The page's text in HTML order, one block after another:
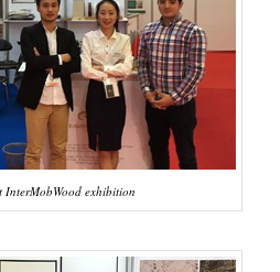
InterMobWood exhibition